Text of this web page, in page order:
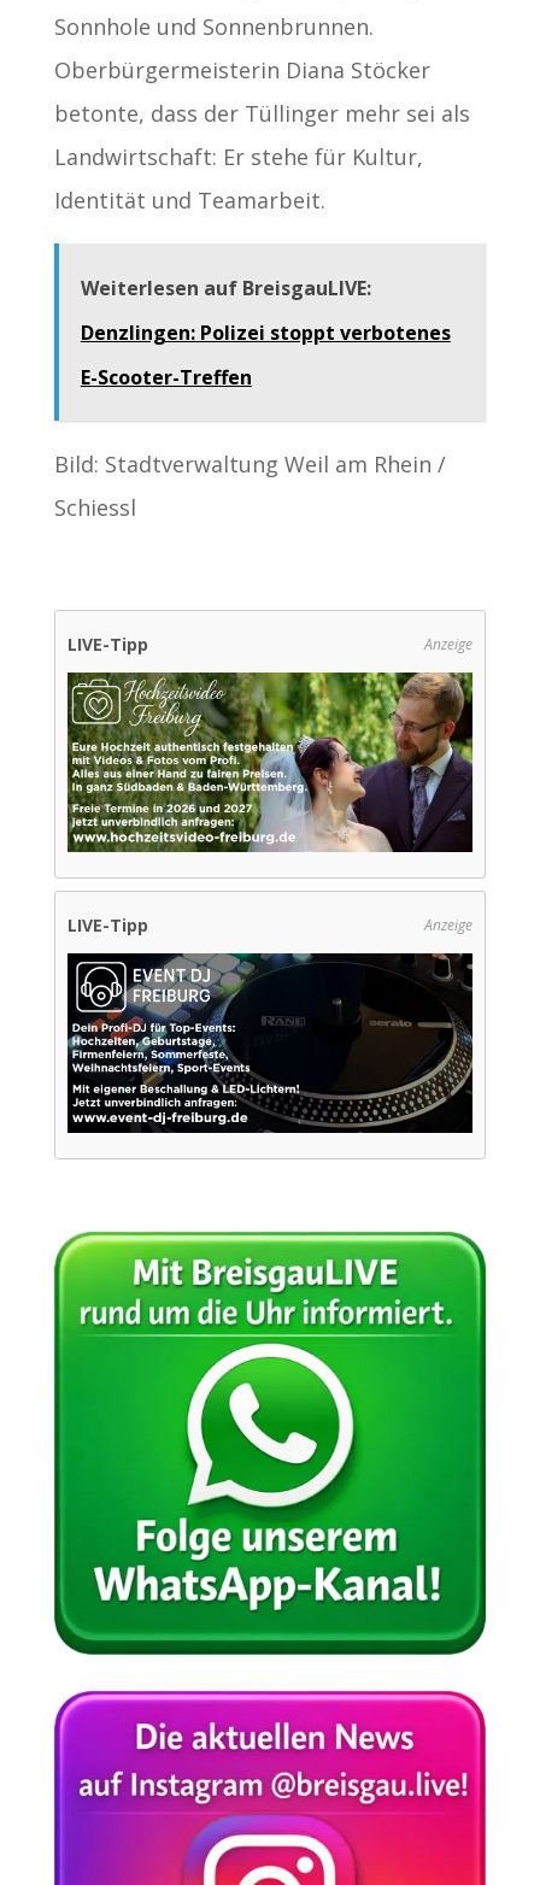
Sonnhole und Sonnenbrunnen.
Oberbürgermeisterin Diana Stöcker
betonte, dass der Tüllinger mehr sei als
Landwirtschaft: Er stehe für Kultur,
Identität und Teamarbeit.
Weiterlesen auf BreisgauLIVE:
Denzlingen: Polizei stoppt verbotenes
E-Scooter-Treffen
Bild: Stadtverwaltung Weil am Rhein /
Schiessl
LIVE-Tipp Anzeige
LIVE-Tipp Anzeige